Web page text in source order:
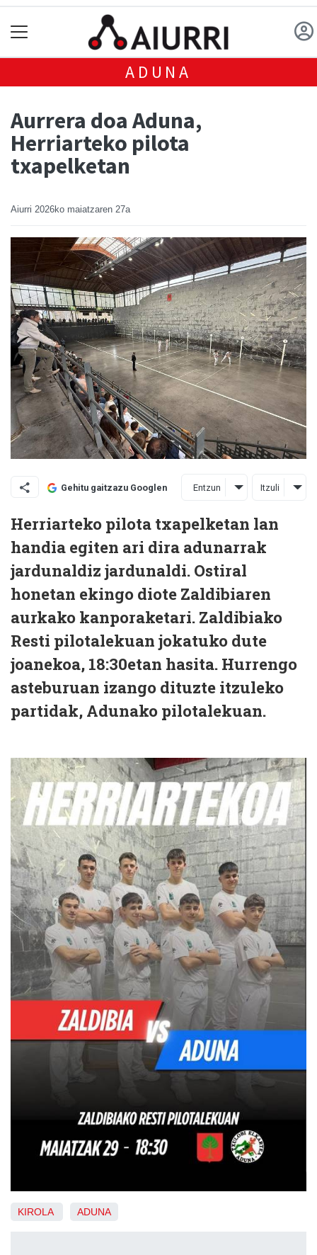
ADUNA
Aurrera doa Aduna,
Herriarteko pilota
txapelketan
Aiurri 2026ko maiatzaren 27a
Gehitu gaitzazu Googlen Entzun Itzuli
Herriarteko pilota txapelketan lan
handia egiten ari dira adunarrak
jardunaldiz jardunaldi. Ostiral
honetan ekingo diote Zaldibiaren
aurkako kanporaketari. Zaldibiako
Resti pilotalekuan jokatuko dute
joanekoa, 18:30etan hasita. Hurrengo
asteburuan izango dituzte itzuleko
partidak, Adunako pilotalekuan.
KIROLA ADUNA